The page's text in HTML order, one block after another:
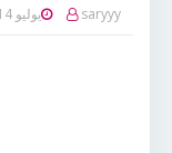
saryyy يوليو 14, 2016